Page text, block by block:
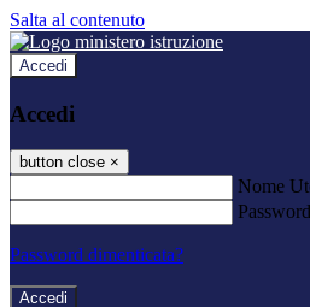
Salta al contenuto
Accedi
Accedi
button close ×
Nome
Password
Password dimenticata?